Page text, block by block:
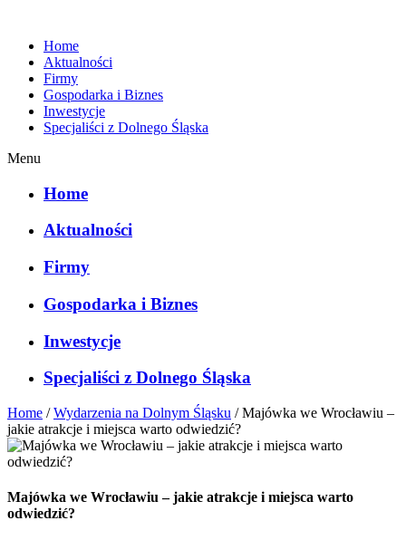
Home
Aktualności
Firmy
Gospodarka i Biznes
Inwestycje
Specjaliści z Dolnego Śląska
Menu
Home
Aktualności
Firmy
Gospodarka i Biznes
Inwestycje
Specjaliści z Dolnego Śląska
Home /Wydarzenia na Dolnym Śląsku /Majówka we Wrocławiu –
jakie atrakcje i miejsca warto odwiedzić?
Majówka we Wrocławiu – jakie atrakcje i miejsca warto
odwiedzić?